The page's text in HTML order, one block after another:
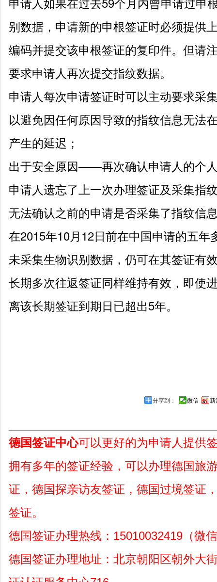
别数据，申请新的申根签证时必须提供
编码并提交该申根签证的复印件。但请
要求申请人再次提交指纹数据。
申请人每次申请签证时可以主动要求采
以避免因任何原因导致的指纹信息无法
产生的延迟；
出于安全原因——再次确认申请人的个
申请人遗忘了上一次办理签证及采集指
无法确认之前的申请是否采集了指纹信
在2015年10月12日前在中国申请的五年
未采集生物识别数据，仍可在其签证有
长期多次往返签证同样维持有效，即使
离该长期签证到期日已超出5年。
分享到： 微信 新
德国签证中心可以更好的为申请人提供
拥有多年的签证经验，可以办理德国旅
证，德国探亲访友签证，德国过境签证
签证。
德国签证办理热线：15010032419（微
德国签证办理地址：北京朝阳区朝外大